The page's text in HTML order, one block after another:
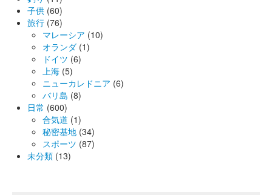
子供 (60)
旅行 (76)
マレーシア (10)
オランダ (1)
ドイツ (6)
上海 (5)
ニューカレドニア (6)
バリ島 (8)
日常 (600)
合気道 (1)
秘密基地 (34)
スポーツ (87)
未分類 (13)